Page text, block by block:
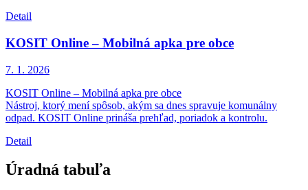
Detail
KOSIT Online – Mobilná apka pre obce
7. 1. 2026
KOSIT Online – Mobilná apka pre obce
Nástroj, ktorý mení spôsob, akým sa dnes spravuje komunálny
odpad. KOSIT Online prináša prehľad, poriadok a kontrolu.
Detail
Úradná tabuľa